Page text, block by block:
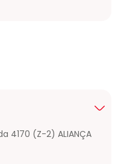
4170 (Z-2) ALIANÇA